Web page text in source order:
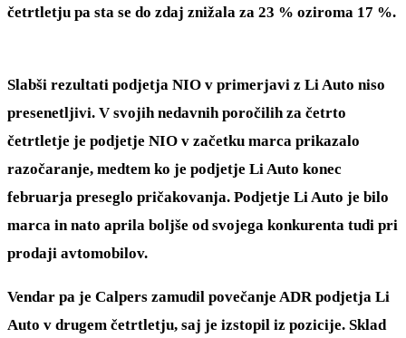
četrtletju pa sta se do zdaj znižala za 23 % oziroma 17 %.
Slabši rezultati podjetja NIO v primerjavi z Li Auto niso
presenetljivi. V svojih nedavnih poročilih za četrto
četrtletje je podjetje NIO v začetku marca prikazalo
razočaranje, medtem ko je podjetje Li Auto konec
februarja preseglo pričakovanja. Podjetje Li Auto je bilo
marca in nato aprila boljše od svojega konkurenta tudi pri
prodaji avtomobilov.
Vendar pa je Calpers zamudil povečanje ADR podjetja Li
Auto v drugem četrtletju, saj je izstopil iz pozicije. Sklad